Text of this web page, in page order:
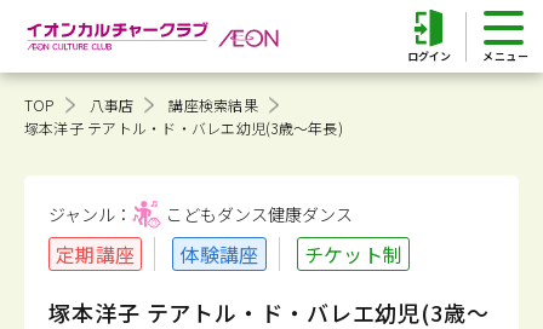
ログイン
TOP 八事店
講座検索結果
塚本洋子 テアトル・ド・バレエ幼児(3歳～年長)
ジャンル： こどもダンス健康ダンス
定期講座 体験講座 チケット制
塚本洋子 テアトル・ド・バレエ幼児(3歳～